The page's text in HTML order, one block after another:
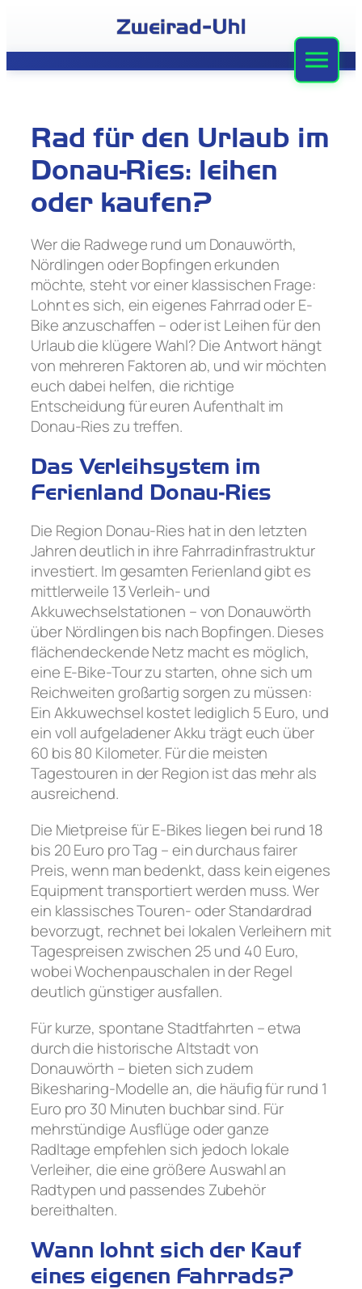
springen
Team
Kontakt
Rad für den Urlaub im
Donau-Ries: leihen
oder kaufen?
Wer die Radwege rund um Donauwörth,
Nördlingen oder Bopfingen erkunden
möchte, steht vor einer klassischen Frage:
Lohnt es sich, ein eigenes Fahrrad oder E-
Bike anzuschaffen – oder ist Leihen für den
Urlaub die klügere Wahl? Die Antwort hängt
von mehreren Faktoren ab, und wir möchten
euch dabei helfen, die richtige
Entscheidung für euren Aufenthalt im
Donau-Ries zu treffen.
Das Verleihsystem im
Ferienland Donau-Ries
Die Region Donau-Ries hat in den letzten
Jahren deutlich in ihre Fahrradinfrastruktur
investiert. Im gesamten Ferienland gibt es
mittlerweile 13 Verleih- und
Akkuwechselstationen – von Donauwörth
über Nördlingen bis nach Bopfingen. Dieses
flächendeckende Netz macht es möglich,
eine E-Bike-Tour zu starten, ohne sich um
Reichweiten großartig sorgen zu müssen:
Ein Akkuwechsel kostet lediglich 5 Euro, und
ein voll aufgeladener Akku trägt euch über
60 bis 80 Kilometer. Für die meisten
Tagestouren in der Region ist das mehr als
ausreichend.
Die Mietpreise für E-Bikes liegen bei rund 18
bis 20 Euro pro Tag – ein durchaus fairer
Preis, wenn man bedenkt, dass kein eigenes
Equipment transportiert werden muss. Wer
ein klassisches Touren- oder Standardrad
bevorzugt, rechnet bei lokalen Verleihern mit
Tagespreisen zwischen 25 und 40 Euro,
wobei Wochenpauschalen in der Regel
deutlich günstiger ausfallen.
Für kurze, spontane Stadtfahrten – etwa
durch die historische Altstadt von
Donauwörth – bieten sich zudem
Bikesharing-Modelle an, die häufig für rund 1
Euro pro 30 Minuten buchbar sind. Für
mehrstündige Ausflüge oder ganze
Radltage empfehlen sich jedoch lokale
Verleiher, die eine größere Auswahl an
Radtypen und passendes Zubehör
bereithalten.
Wann lohnt sich der Kauf
eines eigenen Fahrrads?